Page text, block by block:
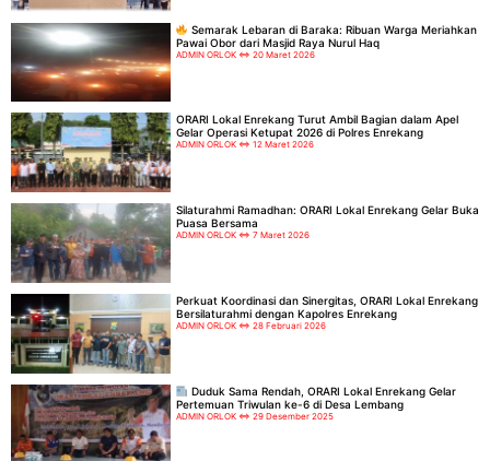
Semarak Lebaran di Baraka: Ribuan Warga Meriahkan
Pawai Obor dari Masjid Raya Nurul Haq
ADMIN ORLOK 20 Maret 2026
ORARI Lokal Enrekang Turut Ambil Bagian dalam Apel
Gelar Operasi Ketupat 2026 di Polres Enrekang
ADMIN ORLOK 12 Maret 2026
Silaturahmi Ramadhan: ORARI Lokal Enrekang Gelar Buka
Puasa Bersama
ADMIN ORLOK 7 Maret 2026
Perkuat Koordinasi dan Sinergitas, ORARI Lokal Enrekang
Bersilaturahmi dengan Kapolres Enrekang
ADMIN ORLOK 28 Februari 2026
Duduk Sama Rendah, ORARI Lokal Enrekang Gelar
Pertemuan Triwulan ke-6 di Desa Lembang
ADMIN ORLOK 29 Desember 2025